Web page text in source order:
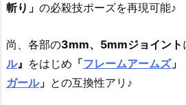
斬り」 の必殺技ポーズを再現可能♪
尚、各部の3mm、5mmジョイント
ル』 をはじめ 「フレームアームズ」
ガール」 との互換性アリ♪